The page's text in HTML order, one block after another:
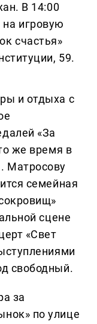
В 14:00
игровую
счастья»
59.
и отдыха с
«За
же время в
Матросову
семейная
сцене
«Свет
свободный.
за
по улице